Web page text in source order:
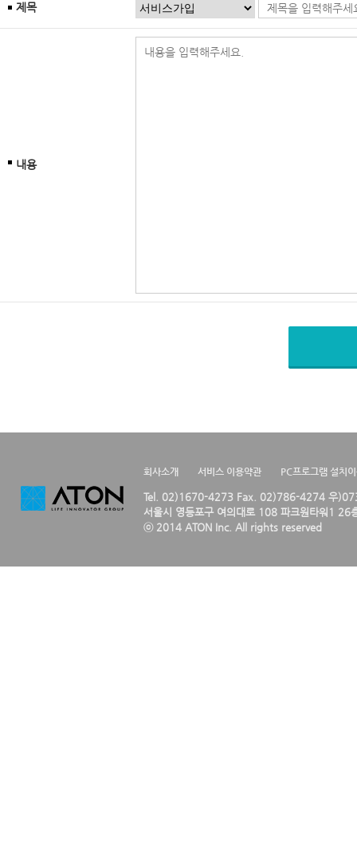
제목
내용
회사소개 서비스 이용약관 PC프로그램 설치
Tel. 02)1670-4273 Fax. 02)786-4274 우
서울시 영등포구 여의대로 108 파크원타워1 26
ⓒ 2014 ATON Inc. All rights reserved